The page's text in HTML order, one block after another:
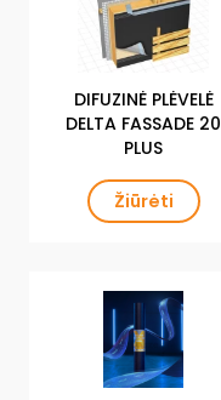
DIFUZINĖ PLĖVELĖ
DELTA FASSADE 20
PLUS
Žiūrėti